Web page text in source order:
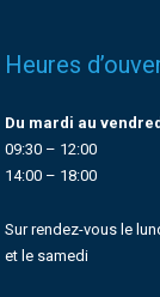
Heures
Du mardi au
09:30 – 12:00
14:00 – 18:00
Sur rendez-vous le
et le samedi